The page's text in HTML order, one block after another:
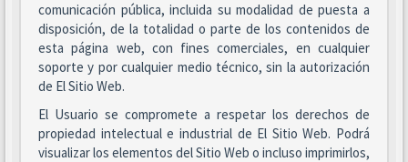
comunicación pública, incluida su modalidad de puesta a
disposición, de la totalidad o parte de los contenidos de
esta página web, con fines comerciales, en cualquier
soporte y por cualquier medio técnico, sin la autorización
de El Sitio Web.
El Usuario se compromete a respetar los derechos de
propiedad intelectual e industrial de El Sitio Web. Podrá
visualizar los elementos del Sitio Web o incluso imprimirlos,